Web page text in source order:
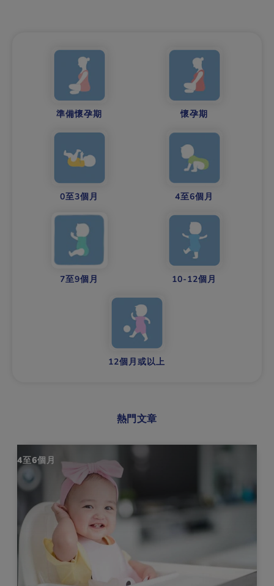
準備懷孕期 懷孕期
0至3個月 4至6個月
7至9個月 10-12個月
12個月或以上
熱門文章
7至9個月